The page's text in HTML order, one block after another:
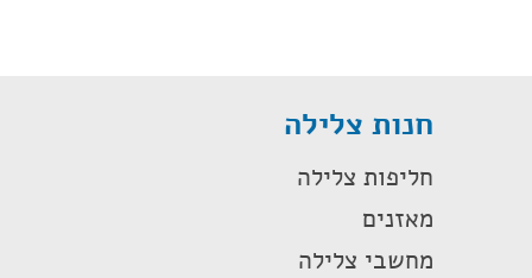
חנות צלילה
חליפות צלילה
מאזנים
מחשבי צלילה